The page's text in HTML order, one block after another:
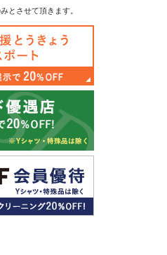
とさせて頂きます。